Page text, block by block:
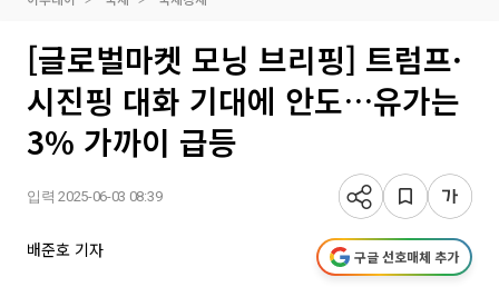
[글로벌마켓 모닝 브리핑] 트럼프·
시진핑 대화 기대에 안도…유가는
3% 가까이 급등
입력 2025-06-03 08:39
배준호 기자 구글 선호매체 추가